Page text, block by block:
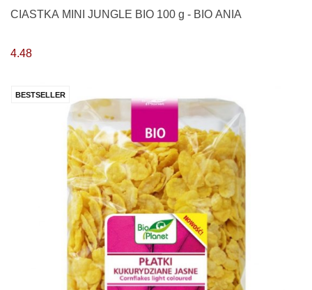
CIASTKA MINI JUNGLE BIO 100 g - BIO ANIA
4.48
BESTSELLER